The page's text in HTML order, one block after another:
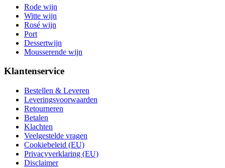
Rode wijn
Witte wijn
Rosé wijn
Port
Dessertwijn
Mousserende wijn
Klantenservice
Bestellen & Leveren
Leveringsvoorwaarden
Retourneren
Betalen
Klachten
Veelgestelde vragen
Cookiebeleid (EU)
Privacyverklaring (EU)
Disclaimer